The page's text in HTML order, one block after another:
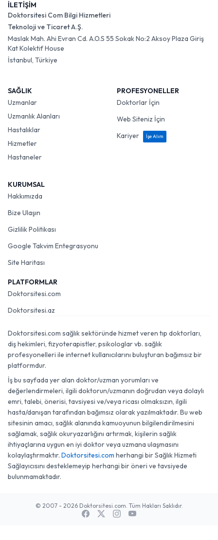
İLETİŞİM
Doktorsitesi Com Bilgi Hizmetleri
Teknoloji ve Ticaret A.Ş.
Maslak Mah. Ahi Evran Cd. A.O.S 55 Sokak No:2 Aksoy Plaza Giriş
Kat Kolektif House
İstanbul, Türkiye
SAĞLIK
Uzmanlar
Uzmanlık Alanları
Hastalıklar
Hizmetler
Hastaneler
PROFESYONELLER
Doktorlar İçin
Web Siteniz İçin
Kariyer
İşe Alım
KURUMSAL
Hakkımızda
Bize Ulaşın
Gizlilik Politikası
Google Takvim Entegrasyonu
Site Haritası
PLATFORMLAR
Doktorsitesi.com
Doktorsitesi.az
Doktorsitesi.com sağlık sektöründe hizmet veren tıp doktorları,
diş hekimleri, fizyoterapistler, psikologlar vb. sağlık
profesyonelleri ile internet kullanıcılarını buluşturan bağımsız bir
platformdur.
İş bu sayfada yer alan doktor/uzman yorumları ve
değerlendirmeleri, ilgili doktorun/uzmanın doğrudan veya dolaylı
emri, talebi, önerisi, tavsiyesi ve/veya ricası olmaksızın, ilgili
hasta/danışan tarafından bağımsız olarak yazılmaktadır. Bu web
sitesinin amacı, sağlık alanında kamuoyunun bilgilendirilmesini
sağlamak, sağlık okuryazarlığını artırmak, kişilerin sağlık
ihtiyaçlarına uygun en iyi doktor veya uzmana ulaşmasını
kolaylaştırmaktır. Doktorsitesi.com herhangi bir Sağlık Hizmeti
Sağlayıcısını desteklemeyip herhangi bir öneri ve tavsiyede
bulunmamaktadır.
© 2007 - 2026 Doktorsitesi.com. Tüm Hakları Saklıdır.